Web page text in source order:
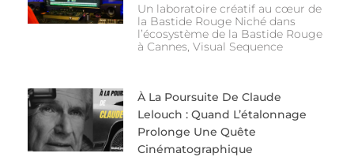
Un laboratoire créatif au cœur de
la Bastide Rouge Niché dans
l’écosystème de la Bastide Rouge
à Cannes, Visual Sequence
À La Poursuite De Claude
Lelouch : Quand L’étalonnage
Prolonge Une Quête
Cinématographique